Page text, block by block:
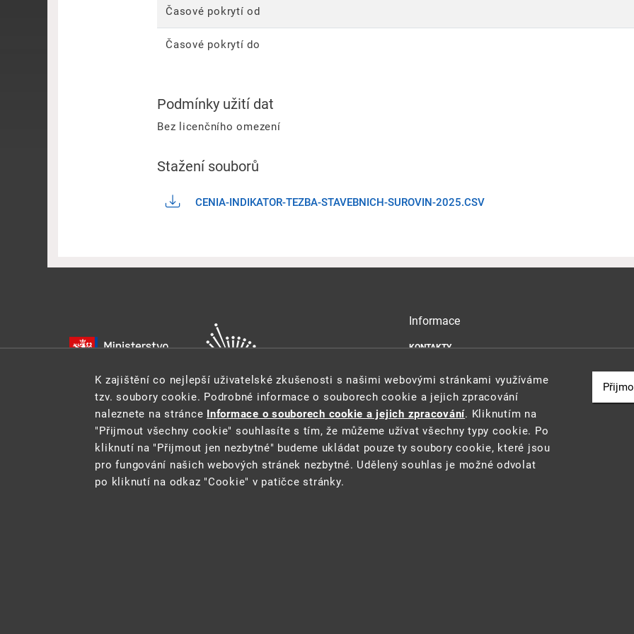
Časové pokrytí od
Časové pokrytí do
Podmínky užití dat
Bez licenčního omezení
Stažení souborů
CENIA-INDIKATOR-TEZBA-STAVEBNICH-SUROVIN-2025.CSV
Informace
KONTAKTY
PROHLÁŠENÍ O PŘÍSTUPNOSTI
ZÁSADY POUŽÍVÁNÍ SOUBORŮ COOKIE
Tento web je součástí Informačního systému pro statistiku a reporting (STAR) projektu "Platforma pro statistiku, reporting a analýzy"
2021 © CENIA aMinisterstvo životního prostředí
K zajištění co nejlepší uživatelské zkušenosti s našimi webovými stránkami využíváme
tzv. soubory cookie. Podrobné informace o souborech cookie a jejich zpracování
naleznete na stránce Informace o souborech cookie a jejich zpracování. Kliknutím na
"Přijmout všechny cookie" souhlasíte s tím, že můžeme užívat všechny typy cookie. Po
kliknutí na "Přijmout jen nezbytné" budeme ukládat pouze ty soubory cookie, které jsou
pro fungování našich webových stránek nezbytné. Udělený souhlas je možné odvolat
po kliknutí na odkaz "Cookie" v patičce stránky.